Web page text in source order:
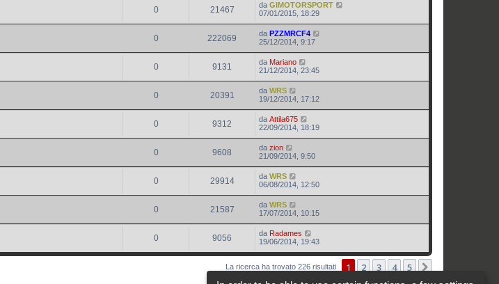
0 21467 da GIMOTORSPORT
07/01/2015, 18:29
0 222069 da PZZMRCF4
25/12/2014, 9:17
0 9131 da Mariano
21/12/2014, 23:45
0 20391 da WRS
19/12/2014, 17:12
0 9312 da Attila675
22/09/2014, 18:19
0 9608 da zion
21/09/2014, 9:50
0 29914 da WRS
06/08/2014, 12:50
0 21587 da WRS
17/07/2014, 10:15
0 9056 da Radames
19/06/2014, 19:43
La ricerca ha trovato 226 risultati 1 2 3 4 5 Prossimo